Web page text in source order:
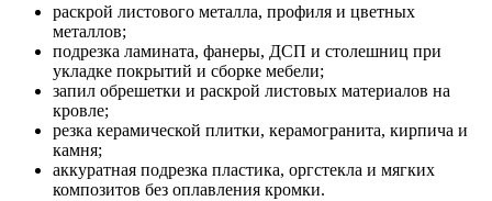
раскрой листового металла, профиля и цветных
металлов;
подрезка ламината, фанеры, ДСП и столешниц при
укладке покрытий и сборке мебели;
запил обрешетки и раскрой листовых материалов на
кровле;
резка керамической плитки, керамогранита, кирпича и
камня;
аккуратная подрезка пластика, оргстекла и мягких
композитов без оплавления кромки.